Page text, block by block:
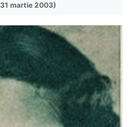
martie 2003)